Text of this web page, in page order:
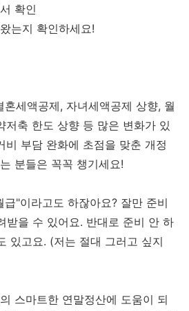
확인
는지 확인하세요!
세액공제, 자녀세액공제 상향, 월
저축 한도 상향 등 많은 변화가 있
비 부담 완화에 초점을 맞춘 개정
분들은 꼭꼭 챙기세요!
"이라고도 하잖아요? 잘만 준비
받을 수 있어요. 반대로 준비 안 하
있고요. (저는 절대 그러고 싶지
스마트한 연말정산에 도움이 되